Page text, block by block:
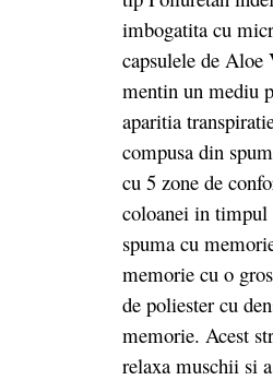
imbogatita cu
capsulele de Aloe
mentin un mediu
aparitia
compusa din
cu 5 zone de
coloanei in timpul
spuma cu
memorie cu o
de poliester cu
memorie. Acest
relaxa muschii si